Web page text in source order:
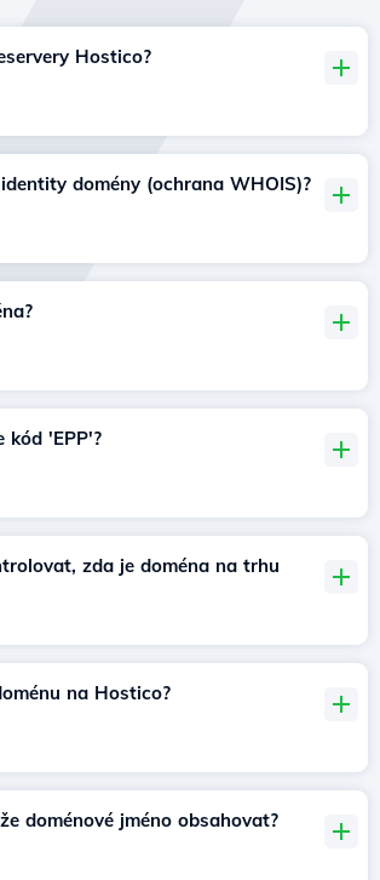
Hostico?
domény (ochrana WHOIS)?
kód 'EPP'?
zda je doména na trhu
na Hostico?
doménové jméno obsahovat?